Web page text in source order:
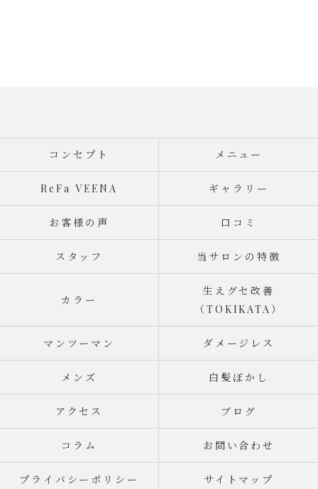
コンセプト メニュー
ReFa VEENA ギャラリー
お客様の声 口コミ
スタッフ 当サロンの特徴
カラー
生えグセ改善
（TOKIKATA）
マンツーマン ダメージレス
メンズ 白髪ぼかし
アクセス ブログ
コラム お問い合わせ
プライバシーポリシー サイトマップ